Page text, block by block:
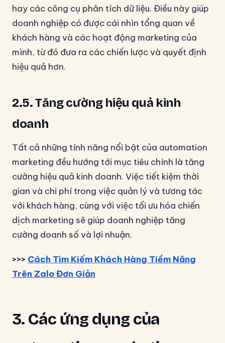
hay các công cụ phân tích dữ liệu. Điều này giúp
doanh nghiệp có được cái nhìn tổng quan về
khách hàng và các hoạt động marketing của
mình, từ đó đưa ra các chiến lược và quyết định
hiệu quả hơn.
2.5. Tăng cường hiệu quả kinh
doanh
Tất cả những tính năng nổi bật của automation
marketing đều hướng tới mục tiêu chính là tăng
cường hiệu quả kinh doanh. Việc tiết kiệm thời
gian và chi phí trong việc quản lý và tương tác
với khách hàng, cùng với việc tối ưu hóa chiến
dịch marketing sẽ giúp doanh nghiệp tăng
cường doanh số và lợi nhuận.
>>> Cách Tìm Kiếm Khách Hàng Tiềm Năng
Trên Zalo Đơn Giản
3. Các ứng dụng của